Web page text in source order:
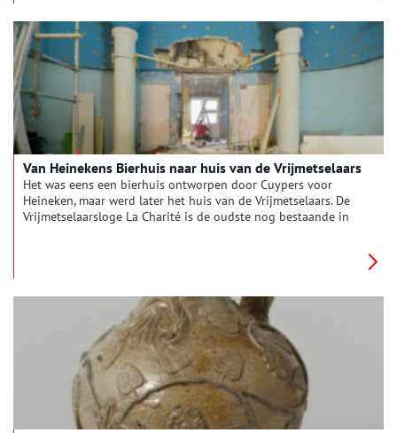
Van Heinekens Bierhuis naar huis van de Vrijmetselaars
Het was eens een bierhuis ontworpen door Cuypers voor
Heineken, maar werd later het huis van de Vrijmetselaars. De
Vrijmetselaarsloge La Charité is de oudste nog bestaande in